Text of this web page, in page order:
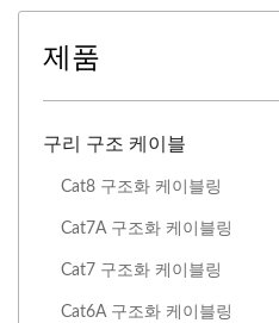
제품
구리 구조 케이블
Cat8 구조화 ​​케이블링
Cat7A 구조화 케이블링
Cat7 구조화 케이블링
Cat6A 구조화 케이블링